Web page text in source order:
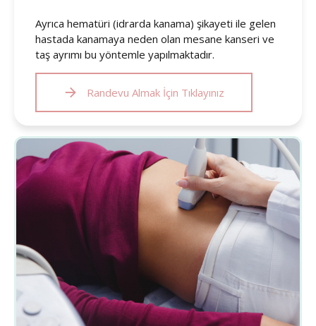
Ayrıca hematüri (idrarda kanama) şikayeti ile gelen
hastada kanamaya neden olan mesane kanseri ve
taş ayrımı bu yöntemle yapılmaktadır.
Randevu Almak İçin Tıklayınız